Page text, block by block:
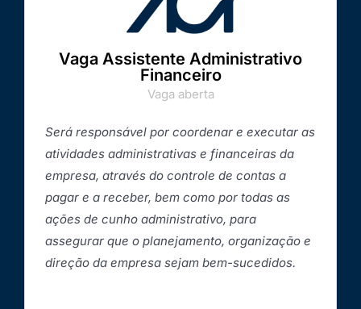
Vaga Assistente Administrativo
Financeiro
Vaga aberta
Será responsável por coordenar e executar as
atividades administrativas e financeiras da
empresa, através do controle de contas a
pagar e a receber, bem como por todas as
ações de cunho administrativo, para
assegurar que o planejamento, organização e
direção da empresa sejam bem-sucedidos.